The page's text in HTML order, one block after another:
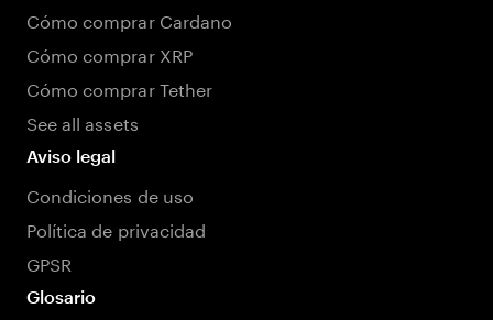
Cómo comprar Cardano
Cómo comprar XRP
Cómo comprar Tether
See all assets
Aviso legal
Condiciones de uso
Política de privacidad
GPSR
Glosario